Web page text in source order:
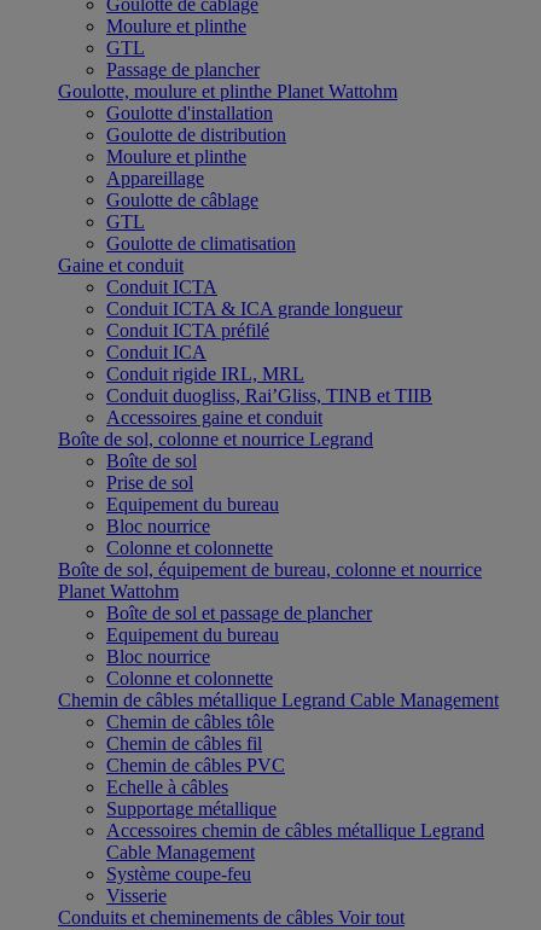
Goulotte de câblage
Moulure et plinthe
GTL
Passage de plancher
Goulotte, moulure et plinthe Planet Wattohm
Goulotte d'installation
Goulotte de distribution
Moulure et plinthe
Appareillage
Goulotte de câblage
GTL
Goulotte de climatisation
Gaine et conduit
Conduit ICTA
Conduit ICTA & ICA grande longueur
Conduit ICTA préfilé
Conduit ICA
Conduit rigide IRL, MRL
Conduit duogliss, Rai’Gliss, TINB et TIIB
Accessoires gaine et conduit
Boîte de sol, colonne et nourrice Legrand
Boîte de sol
Prise de sol
Equipement du bureau
Bloc nourrice
Colonne et colonnette
Boîte de sol, équipement de bureau, colonne et nourrice
Planet Wattohm
Boîte de sol et passage de plancher
Equipement du bureau
Bloc nourrice
Colonne et colonnette
Chemin de câbles métallique Legrand Cable Management
Chemin de câbles tôle
Chemin de câbles fil
Chemin de câbles PVC
Echelle à câbles
Supportage métallique
Accessoires chemin de câbles métallique Legrand
Cable Management
Système coupe-feu
Visserie
Conduits et cheminements de câbles Voir tout